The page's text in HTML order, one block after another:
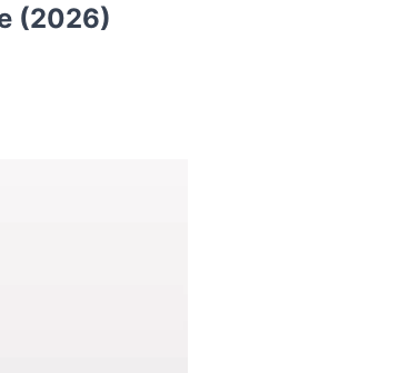
(2026)